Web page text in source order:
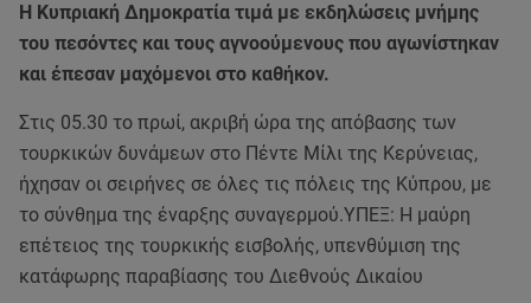
Η Κυπριακή Δημοκρατία τιμά με εκδηλώσεις μνήμης
του πεσόντες και τους αγνοούμενους που αγωνίστηκαν
και έπεσαν μαχόμενοι στο καθήκον.
Στις 05.30 το πρωί, ακριβή ώρα της απόβασης των
τουρκικών δυνάμεων στο Πέντε Μίλι της Κερύνειας,
ήχησαν οι σειρήνες σε όλες τις πόλεις της Κύπρου, με
το σύνθημα της έναρξης συναγερμού.ΥΠΕΞ: Η μαύρη
επέτειος της τουρκικής εισβολής, υπενθύμιση της
κατάφωρης παραβίασης του Διεθνούς Δικαίου